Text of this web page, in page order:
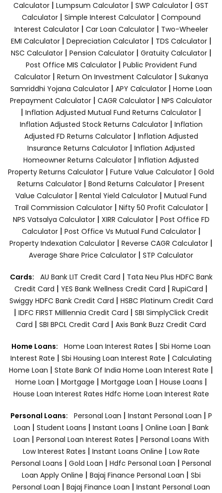
Calculator | Lumpsum Calculator | SWP Calculator | GST
Calculator| Simple Interest Calculator| Compound
Interest Calculator| Car Loan Calculator| Two-Wheeler
EMI Calculator| Depreciation Calculator| TDS Calculator|
NSC Calculator| Pension Calculator| Gratuity Calculator|
Post Office MIS Calculator| Public Provident Fund
Calculator| Return On Investment Calculator| Sukanya
Samriddhi Yojana Calculator| APY Calculator| Home Loan
Prepayment Calculator | CAGR Calculator | NPS Calculator
| Inflation Adjusted Mutual Fund Returns Calculator |
Inflation Adjusted Stock Returns Calculator| Inflation
Adjusted FD Returns Calculator| Inflation Adjusted
Insurance Returns Calculator | Inflation Adjusted
Homeowner Returns Calculator | Inflation Adjusted
Property Returns Calculator | Future Value Calculator | Gold
Returns Calculator | Bond Returns Calculator | Present
Value Calculator | Rental Yield Calculator | Mutual Fund
Trail Commission Calculator| Nifty 50 Profit Calculator|
NPS Vatsalya Calculator| XIRR Calculator| Post Office FD
Calculator| Post Office Vs Mutual Fund Calculator|
Property Indexation Calculator | Reverse CAGR Calculator |
Average Share Price Calculator | STP Calculator
Cards: AU Bank LIT Credit Card | Tata Neu Plus HDFC Bank
Credit Card | YES Bank Wellness Credit Card | RupiCard |
Swiggy HDFC Bank Credit Card | HSBC Platinum Credit Card
| IDFC FIRST Milllennia Credit Card | SBI SimplyClick Credit
Card | SBI BPCL Credit Card | Axis Bank Buzz Credit Card
Home Loans: Home Loan Interest Rates | Sbi Home Loan
Interest Rate | Sbi Housing Loan Interest Rate | Calculating
Home Loan | State Bank Of India Home Loan Interest Rate |
Home Loan | Mortgage | Mortgage Loan | House Loans |
House Loan Interest Rates Hdfc Home Loan Interest Rate
Personal Loans: Personal Loan | Instant Personal Loan | P
Loan | Student Loans | Instant Loans | Online Loan | Bank
Loan | Personal Loan Interest Rates | Personal Loans With
Low Interest Rates | Instant Loans Online | Low Rate
Personal Loans | Gold Loan | Hdfc Personal Loan | Personal
Loan Apply Online | Bajaj Finance Personal Loan | Sbi
Personal Loan | Bajaj Finance Loan | Instant Personal Loan